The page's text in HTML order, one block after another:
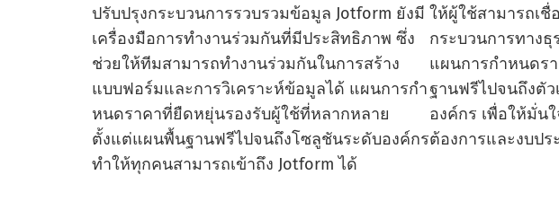
ปรับปรุงกระบวนการรวบรวมข้อมูล Jotform ยังมี
เครื่องมือการทํางานร่วมกันที่มีประสิทธิภาพ ซึ่ง
ช่วยให้ทีมสามารถทํางานร่วมกันในการสร้าง
แบบฟอร์มและการวิเคราะห์ข้อมูลได้ แผนการกํา
หนดราคาที่ยืดหยุ่นรองรับผู้ใช้ที่หลากหลาย
ตั้งแต่แผนพื้นฐานฟรีไปจนถึงโซลูชันระดับองค์กร
ทําให้ทุกคนสามารถเข้าถึง Jotform ได้
ให้ผู้ใช้สามารถเ
กระบวนการทางธุ
แผนการกําหนดร
ฐานฟรีไปจนถึงตั
องค์กร เพื่อให้มั่น
ต้องการและงบป